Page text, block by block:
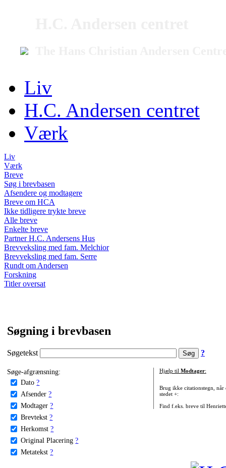
Liv
H.C. Andersen centret
Værk
Liv
Værk
Breve
Søg i brevbasen
Afsendere og modtagere
Breve om HCA
Ikke tidligere trykte breve
Alle breve
Enkelte breve
Partner H.C. Andersens Hus
Brevveksling med fam. Melchior
Brevveksling med fam. Serre
Rundt om Andersen
Forskning
Titler oversat
Søgning i brevbasen
Søgetekst ?
Søge-afgrænsning:
Dato ?
Afsender ?
Modtager ?
Brevtekst ?
Herkomst ?
Original Placering ?
Metatekst ?
Hjælp til Modtager:
Brug ikke citationstegn, når
stedet +:
Find f.eks. breve til